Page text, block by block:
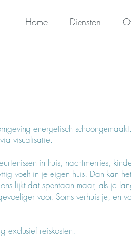
Home Diensten
energetisch
visualisatie.
in huis, nachtmerries,
voelt in je eigen huis. Dan kan
lijkt dat spontaan maar, als je
voor. Soms verhuis je, en
exclusief reiskosten.